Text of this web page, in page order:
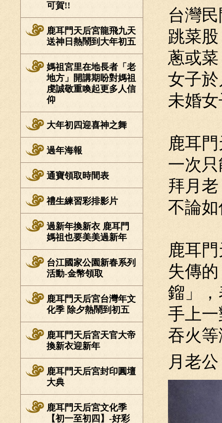
可賀!!
鹿耳門天后宮龍飛九天
送神日熱鬧到大年初五
媽祖宮里在地長者「老
地方」開講期盼對媽祖
虔誠敬重喚起更多人信
仰
大年初四迎喜神之舞
過年海報
通寶領取時間表
禮生練習彩排影片
過新年換新衣 鹿耳門
媽祖也要美美過新年
台江國家公園新春系列
活動-金幣領取
鹿耳門天后宮台灣年文
化季 除夕熱鬧到初五
鹿耳門天后宮天官大帝
換新衣迎新年
鹿耳門天后宮封印圓壇
大典
鹿耳門天后宮文化季
【初一至初四】-好彩
台灣
跳菜
蔥或
女子
未婚
鹿耳
一次
拜月
不論
鹿耳
失傳
鎦」
手上
吞火
月老公